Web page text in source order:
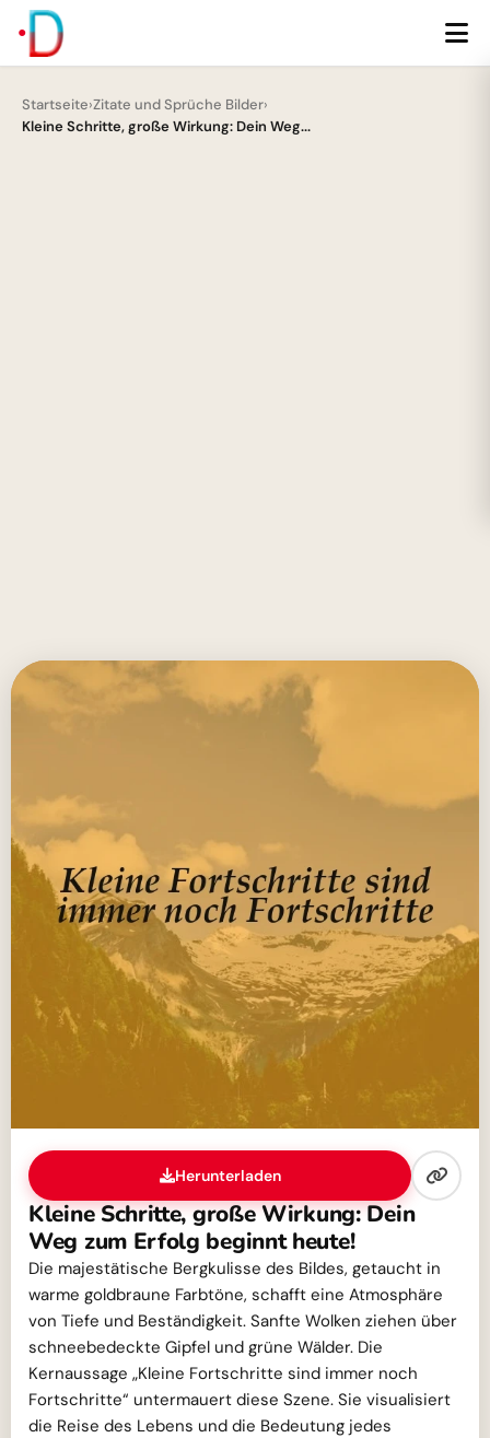
Startseite›Zitate und Sprüche Bilder›
Kleine Schritte, große Wirkung: Dein Weg...
Herunterladen
Kleine Schritte, große Wirkung: Dein
Weg zum Erfolg beginnt heute!
Die majestätische Bergkulisse des Bildes, getaucht in
warme goldbraune Farbtöne, schafft eine Atmosphäre
von Tiefe und Beständigkeit. Sanfte Wolken ziehen über
schneebedeckte Gipfel und grüne Wälder. Die
Kernaussage „Kleine Fortschritte sind immer noch
Fortschritte“ untermauert diese Szene. Sie visualisiert
die Reise des Lebens und die Bedeutung jedes